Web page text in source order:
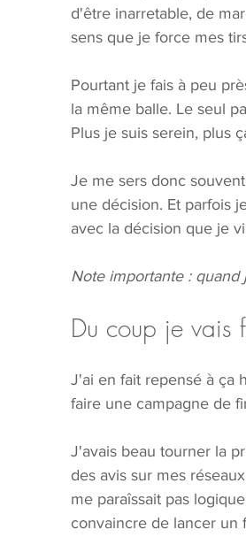
d'être inarretable, de
sens que je force mes
Pourtant je fais à peu
la même balle. Le seul
Plus je suis serein, plus
Je me sers donc
une décision. Et parfois
avec la décision que je
Note importante :
Du coup je vais
J'ai en fait repensé à ça
faire une campagne de
J'avais beau tourner la
des avis sur mes
me paraîssait pas
convaincre de lancer un